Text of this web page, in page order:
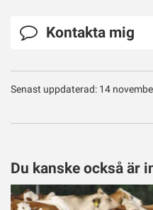
Kontakta mig
Senast uppdaterad: 14
Du kanske också är